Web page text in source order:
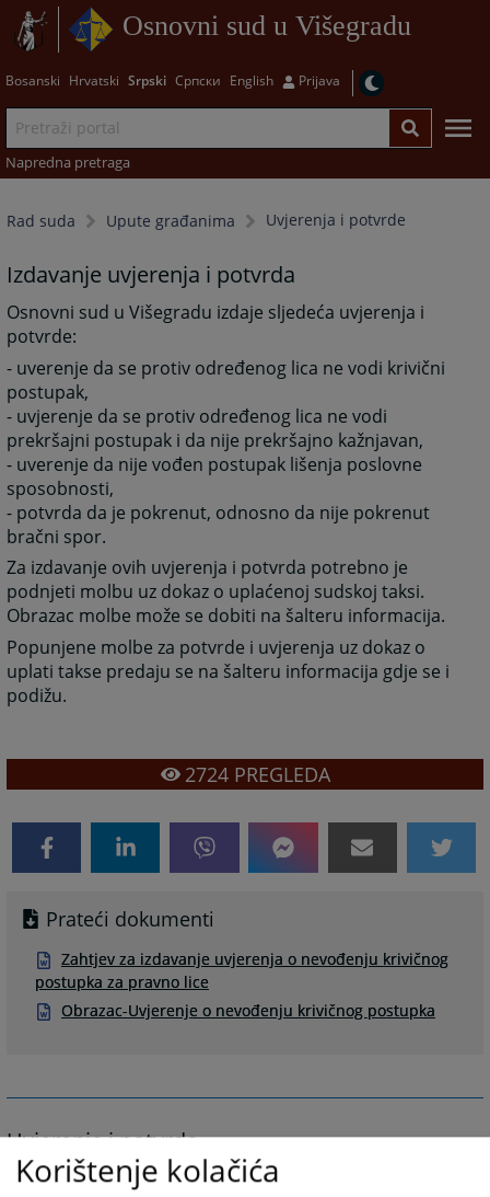
Osnovni sud u Višegradu
Bosanski Hrvatski Srpski Српски English Prijava
Napredna pretraga
Rad suda Upute građanima Uvjerenja i potvrde
Izdavanje uvjerenja i potvrda
Osnovni sud u Višegradu izdaje sljedeća uvjerenja i
potvrde:
- uverenje da se protiv određenog lica ne vodi krivični
postupak,
- uvjerenje da se protiv određenog lica ne vodi
prekršajni postupak i da nije prekršajno kažnjavan,
- uverenje da nije vođen postupak lišenja poslovne
sposobnosti,
- potvrda da je pokrenut, odnosno da nije pokrenut
bračni spor.
Za izdavanje ovih uvjerenja i potvrda potrebno je
podnjeti molbu uz dokaz o uplaćenoj sudskoj taksi.
Obrazac molbe može se dobiti na šalteru informacija.
Popunjene molbe za potvrde i uvjerenja uz dokaz o
uplati takse predaju se na šalteru informacija gdje se i
podižu.
2724PREGLEDA
Prateći dokumenti
Zahtjev za izdavanje uvjerenja o nevođenju krivičnog
postupka za pravno lice
Obrazac-Uvjerenje o nevođenju krivičnog postupka
Uvjerenje i potvrde
Uvjerenje o nevođenju krivičnog postupka
Korištenje kolačića